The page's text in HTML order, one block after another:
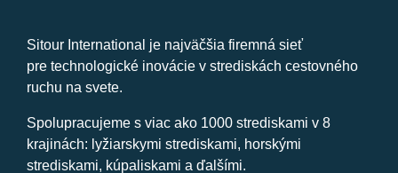
Sitour International je najväčšia firemná sieť
pre technologické inovácie v strediskách cestovného
ruchu na svete.
Spolupracujeme s viac ako 1000 strediskami v 8
krajinách: lyžiarskymi strediskami, horskými
strediskami, kúpaliskami a ďalšími.